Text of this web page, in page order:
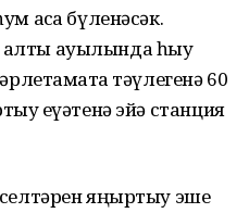
аҡса бүленәсәк.
ауылында һыу
тәүлегенә 60
ҡеүәтенә эйә станция
яңыртыу эше